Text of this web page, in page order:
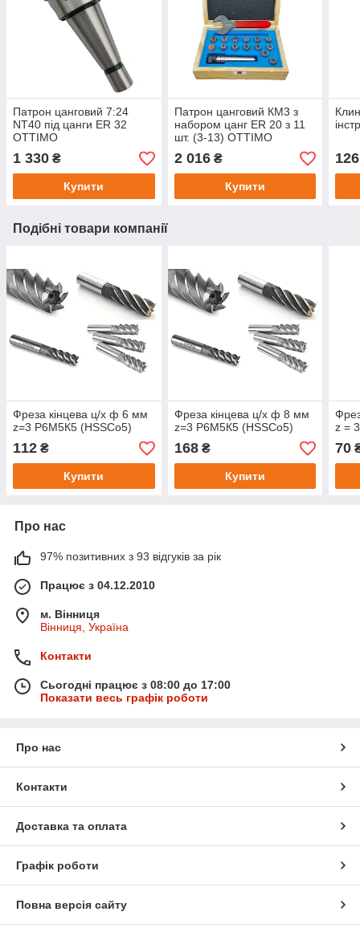
Патрон цанговий 7:24
NT40 під цанги ЕR 32
OTTIMO
1 330 ₴
Купити
Патрон цанговий КМ3 з
набором цанг ЕR 20 з 11
шт. (3-13) OTTIMO
2 016₴
Купити
126
Подібні товари компанії
Фреза кінцева ц/х ф 6 мм
z=3 Р6М5К5 (HSSCo5)
112 ₴
Купити
Фреза кінцева ц/х ф 8 мм
z=3 Р6М5К5 (HSSCo5)
168₴
Купити
z =
70
Про нас
97% позитивних з 93 відгуків за рік
Працює з 04.12.2010
м. Вінниця
Вінниця, Україна
Контакти
Сьогодні працює з 08:00 до 17:00
Показати весь графік роботи
Про нас
Контакти
Доставка та оплата
Графік роботи
Повна версія сайту